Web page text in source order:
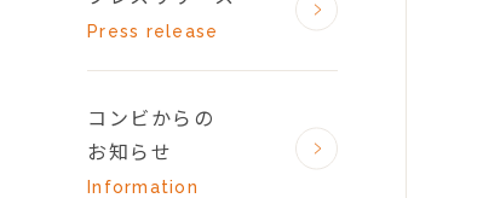
Press release
コンビからの
お知らせ
Information